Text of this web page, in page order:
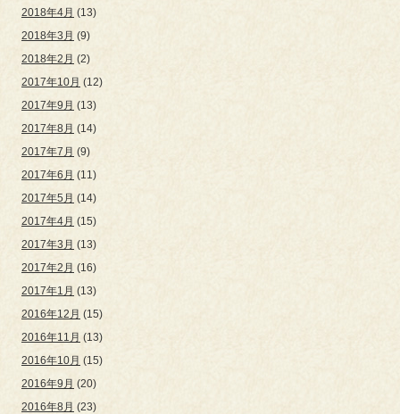
2018年4月 (13)
2018年3月 (9)
2018年2月 (2)
2017年10月 (12)
2017年9月 (13)
2017年8月 (14)
2017年7月 (9)
2017年6月 (11)
2017年5月 (14)
2017年4月 (15)
2017年3月 (13)
2017年2月 (16)
2017年1月 (13)
2016年12月 (15)
2016年11月 (13)
2016年10月 (15)
2016年9月 (20)
2016年8月 (23)